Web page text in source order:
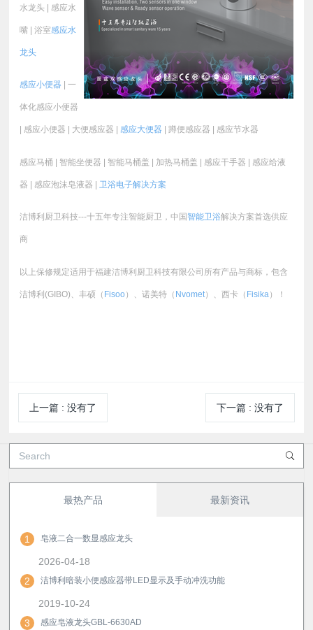
水龙头 | 感应水
嘴 | 浴室感应水
龙头
感应小便器 | 一
体化感应小便器
| 感应小便器 | 大便感应器 |感应大便器 | 蹲便感应器 | 感应节水器
感应马桶 | 智能坐便器 | 智能马桶盖 | 加热马桶盖 | 感应干手器 | 感应给液
器 | 感应泡沫皂液器 | 卫浴电子解决方案
洁博利厨卫科技---十五年专注智能厨卫，中国智能卫浴解决方案首选供应
商
以上保修规定适用于福建洁博利厨卫科技有限公司所有产品与商标，包含
洁博利(GIBO)、丰硕（ Fisoo ）、诺美特（ Nvomet）、西卡（ Fisika ）！
上一篇 :没有了 下一篇: 没有了
最热产品 最新资讯
1 皂液二合一数显感应龙头
2026-04-18
2
洁博利暗装小便感应器带LED显示及手动冲洗功能
2019-10-24
3
感应皂液龙头GBL-6630AD